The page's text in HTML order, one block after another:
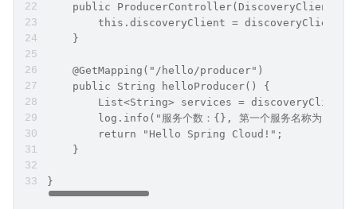
public ProducerController(DiscoveryClient
        this.discoveryClient = discoveryClient;
    }
    @GetMapping("/hello/producer")
    public String helloProducer() {
List<String> services =
log.info("服务个数：{}, 第一个服务名称为
        return "Hello Spring Cloud!";
    }
}